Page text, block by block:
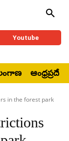
Youtube
ఆంధ్రప్రదేశ్
in the forest park